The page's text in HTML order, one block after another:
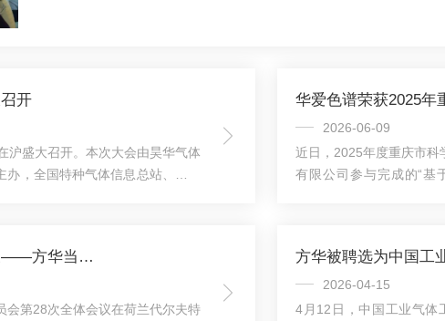
开
沪盛大召开。本次大会由昊华气体
，全国特种气体信息总站、《低
。华爱色谱三代防爆色谱完整产
华爱色谱荣获2025年
2026-06-09
近日，2025年度重庆市科
有限公司参与完成的“基
GIS设备潜伏性故障识别
目参与单位，华爱色谱长
华爱色谱国际标准化工作实现重要突破——方华当选ISOTC 158 WG1召集人
第28次全体会议在荷兰代尔夫特
2026-04-15
4月12日，中国工业气体